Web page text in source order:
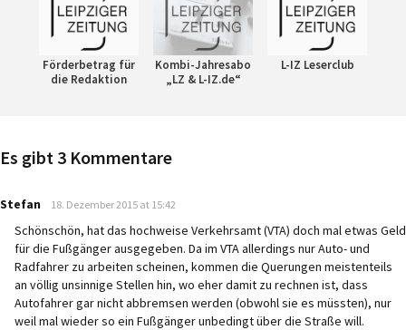
Förderbetrag für
die Redaktion
Kombi-Jahresabo
„LZ & L-IZ.de“
L-IZ Leserclub
Es gibt 3 Kommentare
Stefan says:
18. Dezember 2015 at 15:42
Schönschön, hat das hochweise Verkehrsamt (VTA) doch mal etwas Geld
für die Fußgänger ausgegeben. Da im VTA allerdings nur Auto- und
Radfahrer zu arbeiten scheinen, kommen die Querungen meistenteils
an völlig unsinnige Stellen hin, wo eher damit zu rechnen ist, dass
Autofahrer gar nicht abbremsen werden (obwohl sie es müssten), nur
weil mal wieder so ein Fußgänger unbedingt über die Straße will.